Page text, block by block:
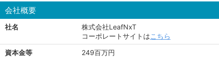
会社概要
社名
株式会社LeafNxT
コーポレートサイトはこちら
資本金等
249百万円